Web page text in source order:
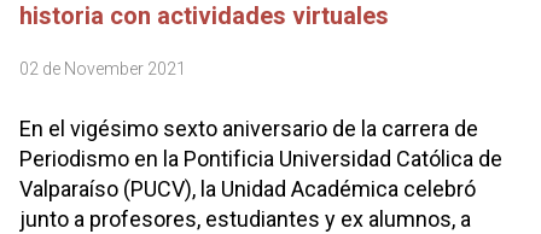
historia con actividades virtuales
02 de November 2021
En el vigésimo sexto aniversario de la carrera de
Periodismo en la Pontificia Universidad Católica de
Valparaíso (PUCV), la Unidad Académica celebró
junto a profesores, estudiantes y ex alumnos, a